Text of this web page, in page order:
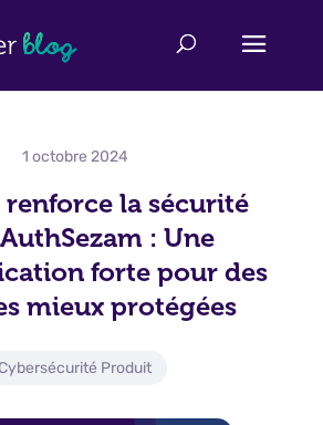
1 octobre 2024
la sécurité
: Une
forte pour des
mieux protégées
Cybersécurité Produit